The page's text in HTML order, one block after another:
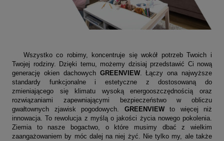
Wszystko co robimy, koncentruje się wokół potrzeb Twoich i
Twojej rodziny. Dzięki temu, możemy dzisiaj przedstawić Ci nową
generację okien dachowych GREENVIEW. Łączy ona najwyższe
standardy funkcjonalne i estetyczne z dostosowaną do
zmieniającego się klimatu wysoką energooszczędnością oraz
rozwiązaniami zapewniającymi bezpieczeństwo w obliczu
gwałtownych zjawisk pogodowych. GREENVIEWto więcej niż
innowacja. To rewolucja z myślą o jakości życia nowego pokolenia.
Ziemia to nasze bogactwo, o które musimy dbać z wielkim
zaangażowaniem by móc dalej na niej żyć. Nie tylko my, ale także